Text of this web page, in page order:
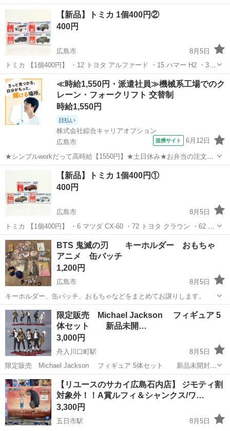
動物運搬車 ・17 いすゞ エルフ 軌陸車 ・35 いすゞ ギガ フライドポテ
トカー ※新品未開封品ですが、 プライズ品なのでご了承ください...
ミニカー キャラクターグッズ
【新品】トミカ 1個400円②
400円
広島市
8月5日
トミカ 【1個400円】 ・12 トヨタ アルファード ・15 ハマー H2 ・35
メルセデスベンツ Gクラス ・67 トヨタ ハイラックス ※新品未開封品
ですが、 プライズ品なのでご了承ください。 【子供向けキャ...
広島 広島市 ミニカー キャラクターグッズ
≪時給1,550円・派遣社員≫機械系工場でのク
レーン・フォークリフト 交替制
時給1,550円
日払い
株式会社綜合キャリアオプション
広島市
提携サイト 6月12日
★シンプルworkだって高時給【1550円】★土日休み★お弁当の注文
OK★フォロー体制◎ 自動車パーツの出荷サポート ダンボールに入っ
た自動車部品をプラのケースに入れ替えたり、ダンボールの耳を切っ
たりして取り出しやすくし、...
その他
【新品】トミカ 1個400円①
400円
広島市
8月5日
トミカ 【1個400円】 ・6 マツダ CX-60 ・72 トヨタ クラウン ・62 ト
ヨタ クラウン セダン ※新品未開封品ですが、 プライズ品なのでご了
承ください。 【子供向けキャラクターグッズ色々出品中(^^)/】...
広島 広島市 ミニカー キャラクターグッズ
BTS 鬼滅の刃 キーホルダー おもちゃ
アニメ 缶バッチ
1,200円
広島市
8月5日
キーホルダー、缶バッチ、おもちゃなどをまとめてお譲りします。
広島 広島市 フィギュア
限定販売 Michael Jackson フィギュア 5
体セット 新品未開…
3,000円
舟入川口町駅
8月5日
限定販売 Michael Jackson フィギュア 5体セット 新品未開封
マイケル・ジャクソン フィギュア 5体セットです。バラ売りには対応
しません。 【サイズ】 高さ：約10.5〜11.5cm 【内容】 マイ...
広島 広島市 舟入川口町駅 フィギュア
【リユースのサカイ広島石内店】 ジモティ割
対象外！！A賞ルフィ＆シャンクス/ワ…
3,300円
五日市駅
8月5日